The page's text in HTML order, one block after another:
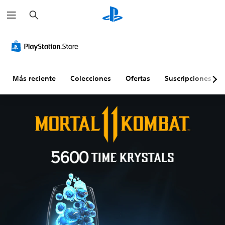
u
s
r
Más reciente Colecciones Ofertas Suscripciones